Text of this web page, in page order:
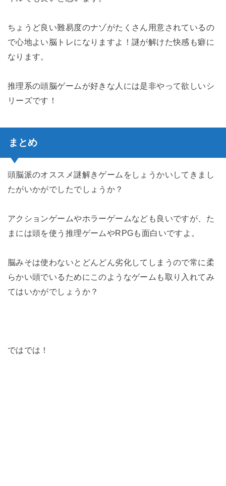
ちょうど良い難易度のナゾがたくさん用意されているの
で心地よい脳トレになりますよ！謎が解けた快感も癖に
なります。
推理系の頭脳ゲームが好きな人には是非やって欲しいシ
リーズです！
まとめ
頭脳派のオススメ謎解きゲームをしょうかいしてきまし
たがいかがでしたでしょうか？
アクションゲームやホラーゲームなども良いですが、た
まには頭を使う推理ゲームやRPGも面白いですよ。
脳みそは使わないとどんどん劣化してしまうので常に柔
らかい頭でいるためにこのようなゲームも取り入れてみ
てはいかがでしょうか？
ではでは！